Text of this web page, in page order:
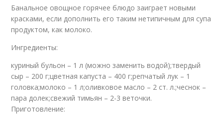
Банальное овощное горячее блюдо заиграет новыми
красками, если дополнить его таким нетипичным для супа
продуктом, как молоко.
Ингредиенты:
куриный бульон – 1 л (можно заменить водой);твердый
сыр – 200 г;цветная капуста – 400 г;репчатый лук – 1
головка;молоко – 1 л;оливковое масло – 2 ст. л.;чеснок –
пара долек;свежий тимьян – 2-3 веточки.
Приготовление: